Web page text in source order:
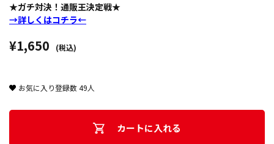
★ガチ対決！通販王決定戦★
→詳しくはコチラ←
¥1,650 (税込)
お気に入り登録数49人
カートに入れる